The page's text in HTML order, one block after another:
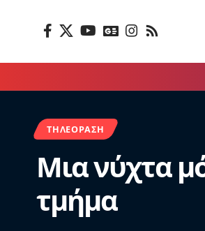
ΤΗΛΕΌΡΑΣΗ
Μια νύχτα
τμήμα